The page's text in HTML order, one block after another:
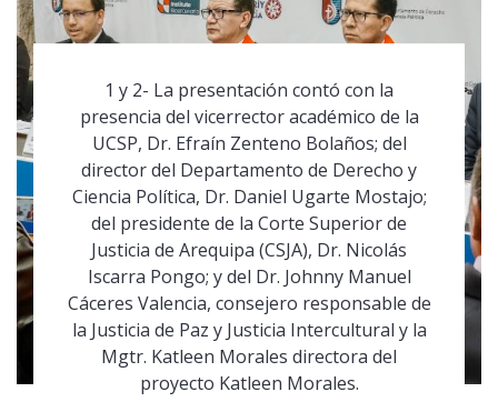
1 y 2- La presentación contó con la
presencia del vicerrector académico de la
UCSP, Dr. Efraín Zenteno Bolaños; del
director del Departamento de Derecho y
Ciencia Política, Dr. Daniel Ugarte Mostajo;
del presidente de la Corte Superior de
Justicia de Arequipa (CSJA), Dr. Nicolás
Iscarra Pongo; y del Dr. Johnny Manuel
Cáceres Valencia, consejero responsable de
la Justicia de Paz y Justicia Intercultural y la
Mgtr. Katleen Morales directora del
proyecto Katleen Morales.